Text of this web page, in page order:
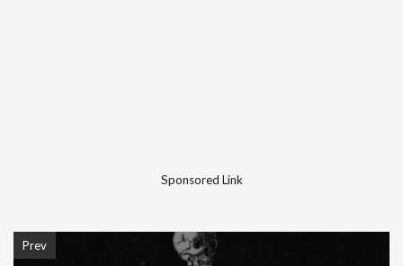
Sponsored Link
Prev